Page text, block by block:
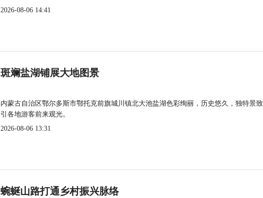
2026-08-06 14:41
斑斓盐湖铺展大地图景
内蒙古自治区鄂尔多斯市鄂托克前旗城川镇北大池盐湖色彩绚丽，历史悠久，独特景
引各地游客前来观光。
2026-08-06 13:31
蜿蜒山路打通乡村振兴脉络